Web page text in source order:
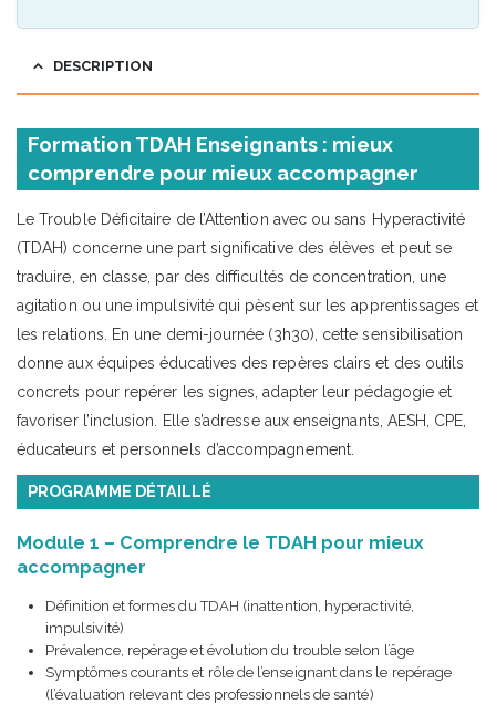
DESCRIPTION
Formation TDAH Enseignants : mieux
comprendre pour mieux accompagner
Le Trouble Déficitaire de l’Attention avec ou sans Hyperactivité
(TDAH) concerne une part significative des élèves et peut se
traduire, en classe, par des difficultés de concentration, une
agitation ou une impulsivité qui pèsent sur les apprentissages et
les relations. En une demi-journée (3h30), cette sensibilisation
donne aux équipes éducatives des repères clairs et des outils
concrets pour repérer les signes, adapter leur pédagogie et
favoriser l’inclusion. Elle s’adresse aux enseignants, AESH, CPE,
éducateurs et personnels d’accompagnement.
PROGRAMME DÉTAILLÉ
Module 1 – Comprendre le TDAH pour mieux
accompagner
Définition et formes du TDAH (inattention, hyperactivité,
impulsivité)
Prévalence, repérage et évolution du trouble selon l’âge
Symptômes courants et rôle de l’enseignant dans le repérage
(l’évaluation relevant des professionnels de santé)